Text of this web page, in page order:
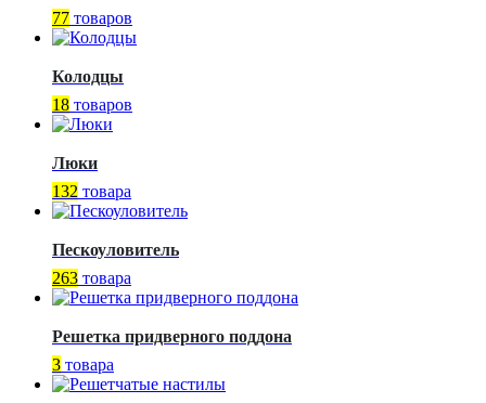
77 товаров
Колодцы
18 товаров
Люки
132 товара
Пескоуловитель
263 товара
Решетка придверного поддона
3 товара